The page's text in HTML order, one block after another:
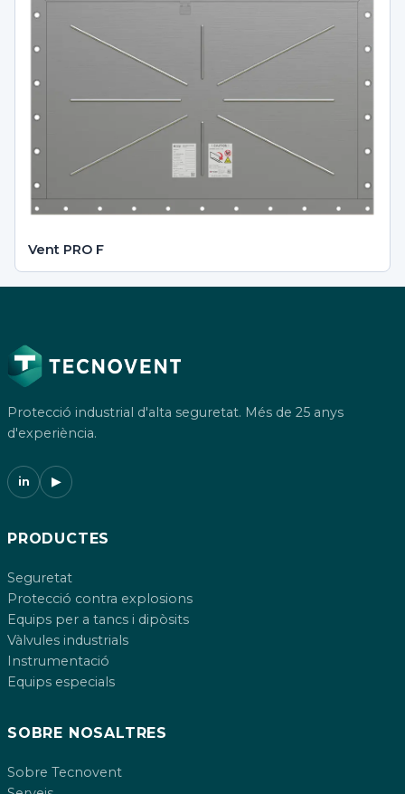
Vent PRO F
Protecció industrial d'alta seguretat. Més de 25 anys
d'experiència.
in ▶
PRODUCTES
Seguretat
Protecció contra explosions
Equips per a tancs i dipòsits
Vàlvules industrials
Instrumentació
Equips especials
SOBRE NOSALTRES
Sobre Tecnovent